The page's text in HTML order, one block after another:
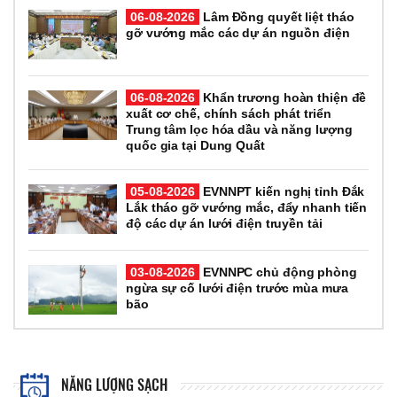
06-08-2026
Lâm Đồng quyết liệt tháo
gỡ vướng mắc các dự án nguồn điện
06-08-2026
Khẩn trương hoàn thiện đề
xuất cơ chế, chính sách phát triển
Trung tâm lọc hóa dầu và năng lượng
quốc gia tại Dung Quất
05-08-2026
EVNNPT kiến nghị tỉnh Đắk
Lắk tháo gỡ vướng mắc, đẩy nhanh tiến
độ các dự án lưới điện truyền tải
03-08-2026
EVNNPC chủ động phòng
ngừa sự cố lưới điện trước mùa mưa
bão
NĂNG LƯỢNG SẠCH